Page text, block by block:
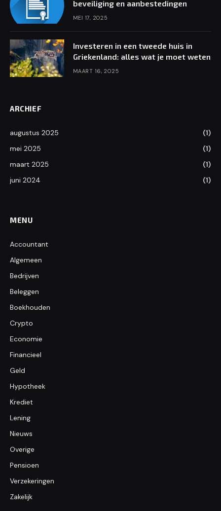
beveiliging en aanbestedingen
MEI 17, 2025
Investeren in een tweede huis in
Griekenland: alles wat je moet weten
MAART 16, 2025
ARCHIEF
augustus 2025
(1)
mei 2025
(1)
maart 2025
(1)
juni 2024
(1)
MENU
Accountant
Algemeen
Bedrijven
Beleggen
Boekhouden
Crypto
Economie
Financieel
Geld
Hypotheek
Krediet
Lening
Nieuws
Overige
Pensioen
Verzekeringen
Zakelijk